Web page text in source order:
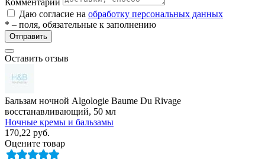
Даю согласие на обработку персональных данных
* – поля, обязательные к заполнению
Отправить
Оставить отзыв
Бальзам ночной Algologie Baume Du Rivage
восстанавливающий, 50 мл
Ночные кремы и бальзамы
170,22 руб.
Оцените товар